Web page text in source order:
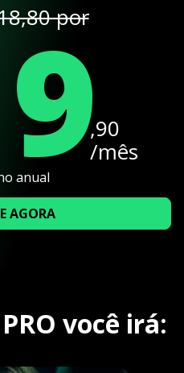
por
,90
/mês
anual
AGORA
você irá: